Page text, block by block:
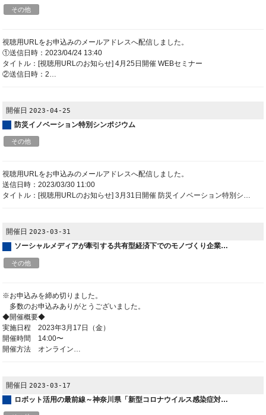
その他
視聴用URLをお申込みのメールアドレスへ配信しました。
①送信日時：2023/04/24 13:40
タイトル：[視聴用URLのお知らせ] 4月25日開催 WEBセミナー
②送信日時：2…
開催日 2023-04-25
防災イノベーション特別シンポジウム
その他
視聴用URLをお申込みのメールアドレスへ配信しました。
送信日時：2023/03/30 11:00
タイトル：[視聴用URLのお知らせ] 3月31日開催 防災イノベーション特別シ…
開催日 2023-03-31
ソーシャルメディアが牽引する共有型経済下でのモノづくり企業…
その他
※お申込みを締め切りました。
多数のお申込みありがとうございました。
◆開催概要◆
実施日程 2023年3月17日（金）
開催時間 14:00〜
開催方法 オンライン…
開催日 2023-03-17
ロボット活用の最前線～神奈川県「新型コロナウイルス感染症対…